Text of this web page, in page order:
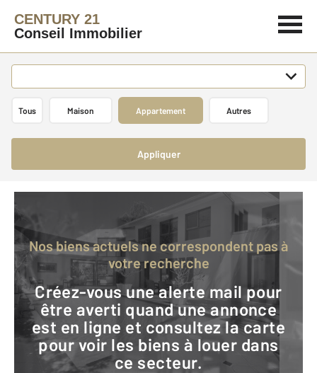
CENTURY 21
Conseil Immobilier
Tous Maison Appartement Autres
Appliquer
Nos biens actuels ne correspondent pas à
votre recherche
Créez-vous une alerte mail pour
être averti quand une annonce
est en ligne et consultez la carte
pour voir les biens à louer dans
ce secteur.